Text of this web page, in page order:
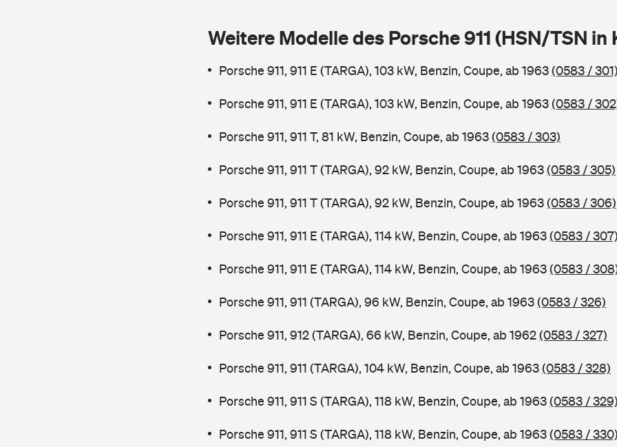
Weitere Modelle des Porsche 911 (HSN/TSN in
Porsche 911, 911 E (TARGA), 103 kW, Benzin, Coupe, ab 1963(0583 / 301)
Porsche 911, 911 E (TARGA), 103 kW, Benzin, Coupe, ab 1963(0583 /
Porsche 911, 911 T, 81 kW, Benzin, Coupe, ab 1963(0583 / 303)
Porsche 911, 911 T (TARGA), 92 kW, Benzin, Coupe, ab 1963(0583 / 305)
Porsche 911, 911 T (TARGA), 92 kW, Benzin, Coupe, ab 1963(0583 / 306)
Porsche 911, 911 E (TARGA), 114 kW, Benzin, Coupe, ab 1963(0583 / 307)
Porsche 911, 911 E (TARGA), 114 kW, Benzin, Coupe, ab 1963(0583 /
Porsche 911, 911 (TARGA), 96 kW, Benzin, Coupe, ab 1963(0583 / 326)
Porsche 911, 912 (TARGA), 66 kW, Benzin, Coupe, ab 1962(0583 / 327)
Porsche 911, 911 (TARGA), 104 kW, Benzin, Coupe, ab 1963(0583 / 328)
Porsche 911, 911 S (TARGA), 118 kW, Benzin, Coupe, ab 1963(0583 / 329)
Porsche 911, 911 S (TARGA), 118 kW, Benzin, Coupe, ab 1963(0583 / 330)